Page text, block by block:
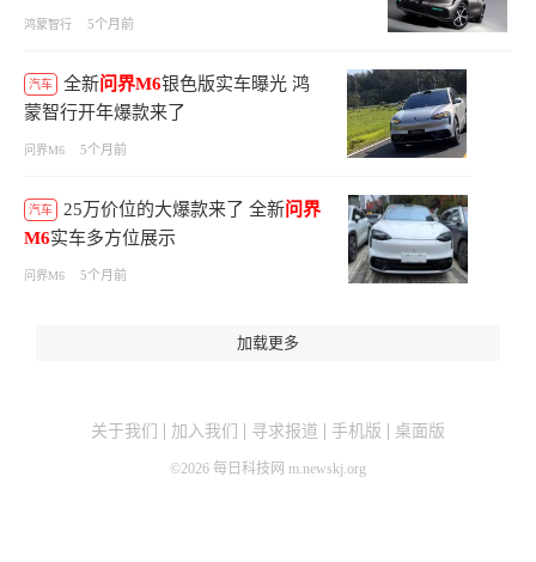
鸿蒙智行 5个月前
汽车 全新问界M6银色版实车曝光 鸿
蒙智行开年爆款来了
问界M6 5个月前
汽车 25万价位的大爆款来了 全新问界
M6实车多方位展示
问界M6 5个月前
加载更多
关于我们 加入我们 寻求报道 手机版 桌面版
©2026 每日科技网 m.newskj.org